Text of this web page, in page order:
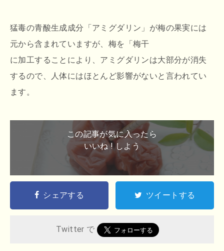
猛毒の青酸生成成分「アミグダリン」が梅の果実には
元から含まれていますが、梅を「梅干
に加工することにより、アミグダリンは大部分が消失
するので、人体にはほとんど影響がないと言われてい
ます。
この記事が気に入ったら
いいね ! しよう
シェアする ツイートする
Twitter で